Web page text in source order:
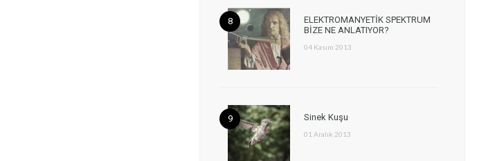
ELEKTROMANYETİK SPEKTRUM
BİZE NE ANLATIYOR?
04 Kasım 2013
Sinek Kuşu
01 Aralık 2013